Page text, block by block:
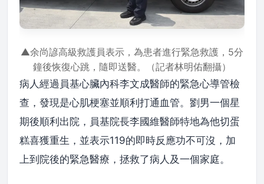
▲余尚諺高級救護員表示，為患者進行緊急救護，5分
鐘後恢復心跳，隨即送醫。（記者林明佑翻攝）
病人經過員基心臟內科李文成醫師的緊急心導管檢
查，發現是心肌梗塞並順利打通血管。劉男一個星
期後順利出院，員基院長李國維醫師特地為他切蛋
糕喜獲重生，並表示119的即時反應功不可沒，加
上到院後的緊急醫療，拯救了病人及一個家庭。